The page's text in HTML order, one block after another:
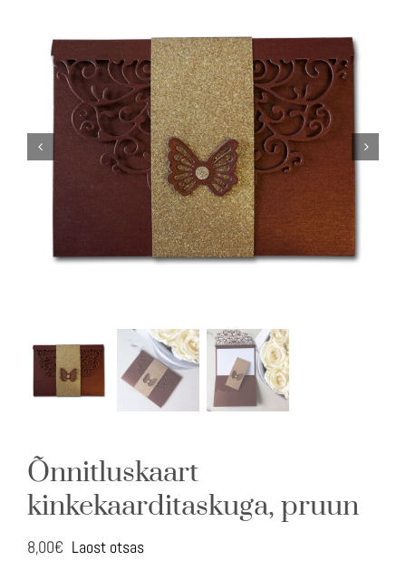
Tehtud tööd
Kontakt
Õnnitluskaart
kinkekaarditaskuga, pruun
8,00€ Laost otsas